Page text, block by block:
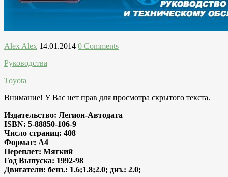
Alex Alex 14.01.2014 0 Comments
Руководства
Toyota
Внимание! У Вас нет прав для просмотра скрытого текста.
Издательство: Легион-Aвтодата
ISBN: 5-88850-106-9
Число страниц: 408
Формат: A4
Переплет: Мягкий
Год Выпуска: 1992-98
Двигатели: бенз.: 1.6;1.8;2.0; диз.: 2.0;